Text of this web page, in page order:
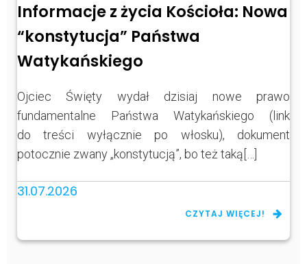
Informacje z życia Kościoła: Nowa
“konstytucja” Państwa
Watykańskiego
Ojciec Święty wydał dzisiaj nowe prawo
fundamentalne Państwa Watykańskiego (link
do treści wyłącznie po włosku), dokument
potocznie zwany „konstytucją”, bo też taką[…]
31.07.2026
CZYTAJ WIĘCEJ!